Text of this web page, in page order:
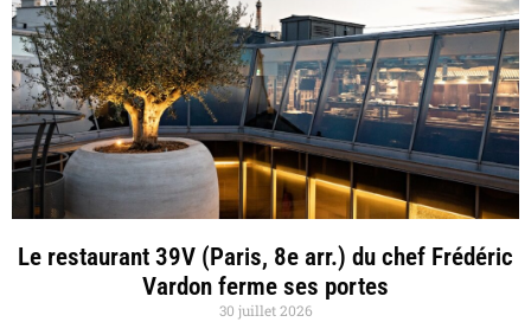
Le restaurant 39V (Paris, 8e arr.) du chef Frédéric
Vardon ferme ses portes
30 juillet 2026